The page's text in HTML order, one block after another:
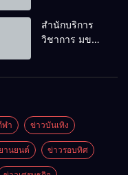
คือโอกาสใหม่
ของคนพิการ
เศรษฐกิจ
สำนักบริการ
วิชาการ มข.
เวทีระดับชาติ
NCPD 2026
เปลี่ยน “ผ้า
เหลือ” สู่ราย
ฬา ข่าวบันเทิง
านยนต์ ข่าวรอบทิศ